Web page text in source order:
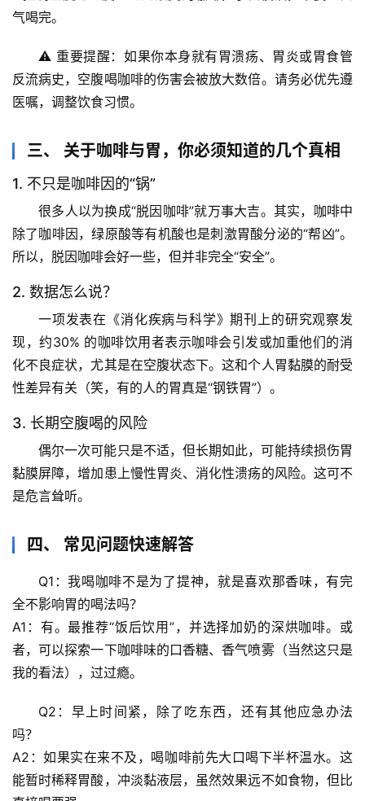
体
奥
历
史
案
宇
天
文
生
科
学
技
心
驿
辟
谣
求
真
气喝完。
⚠️ 重要提醒 ：如果你本身就有胃溃疡、胃炎或胃食管
反流病史，空腹喝咖啡的伤害会被放大数倍。请务必优先遵
医嘱，调整饮食习惯。
三、 关于咖啡与胃，你必须知道的几个真相
1. 不只是咖啡因的“锅”
很多人以为换成“脱因咖啡”就万事大吉。其实，咖啡中
除了咖啡因，绿原酸等有机酸也是刺激胃酸分泌的“帮凶”。
所以，脱因咖啡会好一些，但并非完全“安全”。
2. 数据怎么说？
一项发表在《消化疾病与科学》期刊上的研究观察发
现，约30% 的咖啡饮用者表示咖啡会引发或加重他们的消
化不良症状，尤其是在空腹状态下。这和个人胃黏膜的耐受
性差异有关（笑，有的人的胃真是“钢铁胃”）。
3. 长期空腹喝的风险
偶尔一次可能只是不适，但长期如此，可能持续损伤胃
黏膜屏障，增加患上慢性胃炎、消化性溃疡的风险。这可不
是危言耸听。
四、 常见问题快速解答
Q1：我喝咖啡不是为了提神，就是喜欢那香味，有完
全不影响胃的喝法吗？
A1：有。最推荐“饭后饮用”，并选择加奶的深烘咖啡。或
者，可以探索一下咖啡味的口香糖、香气喷雾（当然这只是
我的看法），过过瘾。
Q2：早上时间紧，除了吃东西，还有其他应急办法
吗？
A2：如果实在来不及，喝咖啡前先大口喝下半杯温水。这
能暂时稀释胃酸，冲淡黏液层，虽然效果远不如食物，但比